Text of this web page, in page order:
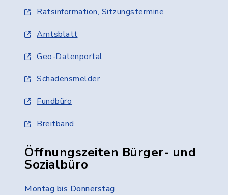
Ratsinformation, Sitzungstermine
Amtsblatt
Geo-Datenportal
Schadensmelder
Fundbüro
Breitband
Öffnungszeiten Bürger- und
Sozialbüro
Montag bis Donnerstag